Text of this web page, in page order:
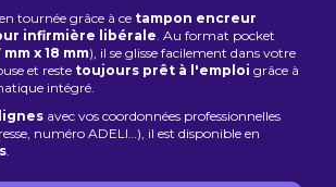
tournée grâce à ce tampon encreur
infirmière libérale. Au format pocket
mm x 18 mm), il se glisse facilement dans votre
et reste toujours prêt à l'emploi grâce à
intégré.
avec vos coordonnées professionnelles
numéro ADELI…), il est disponible en